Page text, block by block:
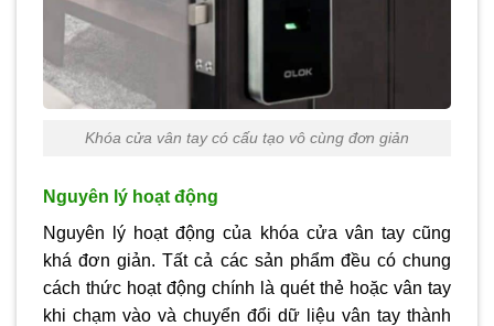
Khóa cửa vân tay có cấu tạo vô cùng đơn giản
Nguyên lý hoạt động
Nguyên lý hoạt động của khóa cửa vân tay cũng
khá đơn giản. Tất cả các sản phẩm đều có chung
cách thức hoạt động chính là quét thẻ hoặc vân tay
khi chạm vào và chuyển đổi dữ liệu vân tay thành